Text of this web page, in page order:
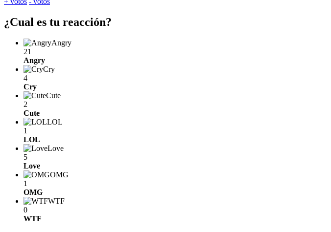
¿Cual es tu reacción?
Angry
21
Angry
Cry
4
Cry
Cute
2
Cute
LOL
1
LOL
Love
5
Love
OMG
1
OMG
WTF
0
WTF